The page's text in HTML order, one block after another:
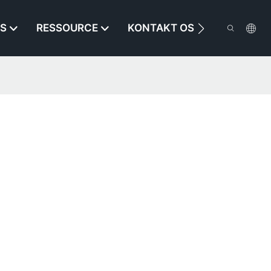
RESSOURCE KONTAKT OS